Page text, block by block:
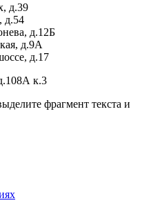
д.39
д.54
д.12Б
д.9А
д.17
к.3
фрагмент текста и